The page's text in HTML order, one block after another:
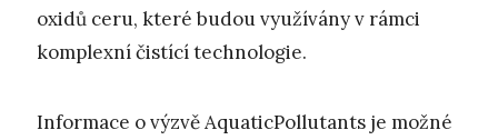
oxidů ceru, které budou využívány v rámci
komplexní čistící technologie.
Informace o výzvě AquaticPollutants je možné